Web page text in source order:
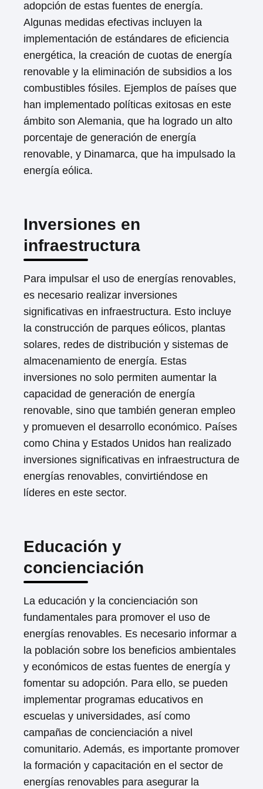
adopción de estas fuentes de energía.
Algunas medidas efectivas incluyen la
implementación de estándares de eficiencia
energética, la creación de cuotas de energía
renovable y la eliminación de subsidios a los
combustibles fósiles. Ejemplos de países que
han implementado políticas exitosas en este
ámbito son Alemania, que ha logrado un alto
porcentaje de generación de energía
renovable, y Dinamarca, que ha impulsado la
energía eólica.
Inversiones en
infraestructura
Para impulsar el uso de energías renovables,
es necesario realizar inversiones
significativas en infraestructura. Esto incluye
la construcción de parques eólicos, plantas
solares, redes de distribución y sistemas de
almacenamiento de energía. Estas
inversiones no solo permiten aumentar la
capacidad de generación de energía
renovable, sino que también generan empleo
y promueven el desarrollo económico. Países
como China y Estados Unidos han realizado
inversiones significativas en infraestructura de
energías renovables, convirtiéndose en
líderes en este sector.
Educación y
concienciación
La educación y la concienciación son
fundamentales para promover el uso de
energías renovables. Es necesario informar a
la población sobre los beneficios ambientales
y económicos de estas fuentes de energía y
fomentar su adopción. Para ello, se pueden
implementar programas educativos en
escuelas y universidades, así como
campañas de concienciación a nivel
comunitario. Además, es importante promover
la formación y capacitación en el sector de
energías renovables para asegurar la